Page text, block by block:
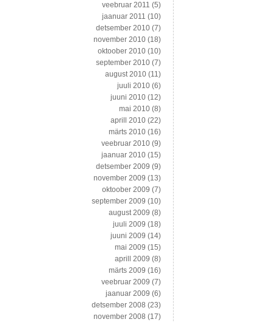
veebruar 2011 (5)
jaanuar 2011 (10)
detsember 2010 (7)
november 2010 (18)
oktoober 2010 (10)
september 2010 (7)
august 2010 (11)
juuli 2010 (6)
juuni 2010 (12)
mai 2010 (8)
aprill 2010 (22)
märts 2010 (16)
veebruar 2010 (9)
jaanuar 2010 (15)
detsember 2009 (9)
november 2009 (13)
oktoober 2009 (7)
september 2009 (10)
august 2009 (8)
juuli 2009 (18)
juuni 2009 (14)
mai 2009 (15)
aprill 2009 (8)
märts 2009 (16)
veebruar 2009 (7)
jaanuar 2009 (6)
detsember 2008 (23)
november 2008 (17)